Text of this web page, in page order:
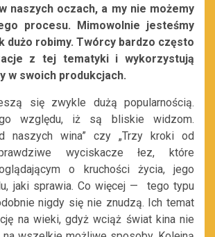
naszych oczach, a my nie możemy
procesu. Mimowolnie jesteśmy
dużo robimy. Twórcy bardzo często
z tej tematyki i wykorzystują
w swoich produkcjach.
się zwykle dużą popularnością.
względu, iż są bliskie widzom.
naszych wina” czy „Trzy kroki od
wyciskacze łez, które
o kruchości życia, jego
jaki sprawia. Co więcej — tego typu
nigdy się nie znudzą. Ich temat
na wieki, gdyż wciąż świat kina nie